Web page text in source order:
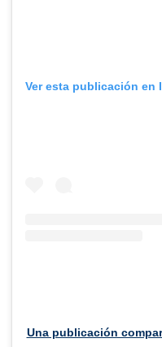
Ver esta publicación en
Una publicación